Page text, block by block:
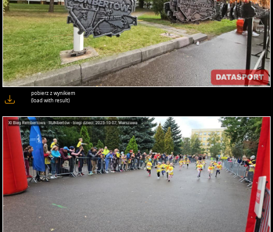
pobierz z wynikiem
(load with result)